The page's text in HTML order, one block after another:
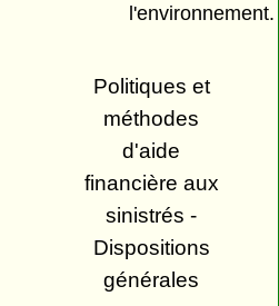
l'environnement.
Politiques et
méthodes
d'aide
financière aux
sinistrés -
Dispositions
générales